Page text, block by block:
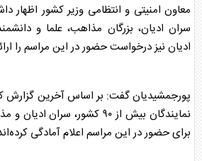
معاون امنیتی و انتظامی وزیر کشور اظهار
سران ادیان، بزرگان مذاهب، علما و
ادیان نیز درخواست حضور در این مراسم را
پورجمشیدیان گفت: بر اساس آخرین گزارش
نمایندگان بیش از ۹۰ کشور،
برای حضور در این مراسم اعلام آمادگی